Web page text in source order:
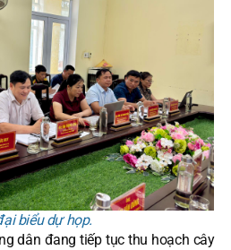
biểu dự họp.
đang tiếp tục thu hoạch cây